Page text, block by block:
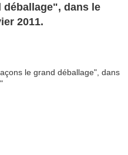
déballage", dans le
2011.